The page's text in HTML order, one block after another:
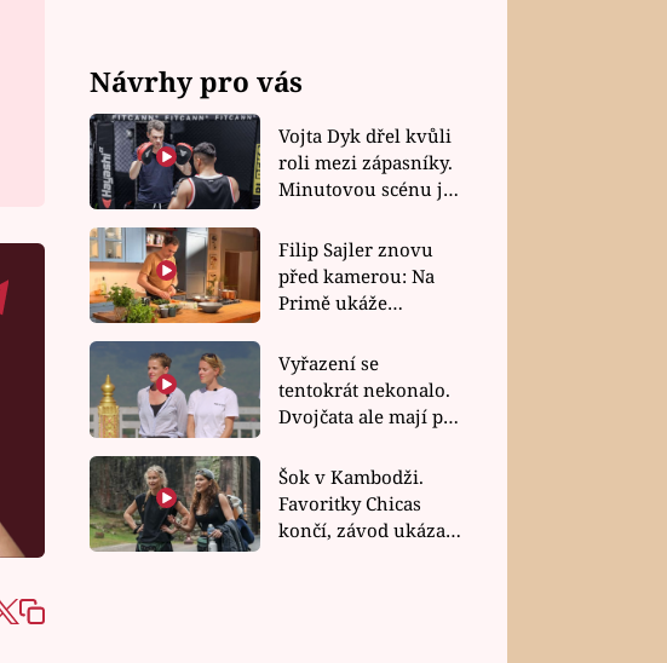
Návrhy pro vás
Vojta Dyk dřel kvůli
roli mezi zápasníky.
Minutovou scénu jel
Filip Sajler znovu
před kamerou: Na
Primě ukáže
rychlé recepty
Vyřazení se
tentokrát nekonalo.
Dvojčata ale mají po
závodu nůž na krku
Šok v Kambodži.
Favoritky Chicas
končí, závod ukázal